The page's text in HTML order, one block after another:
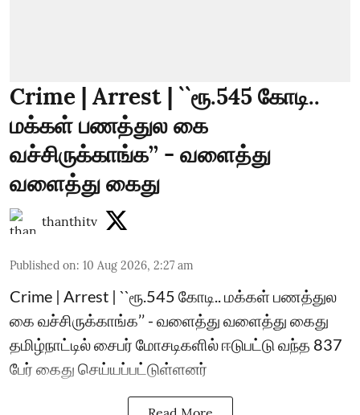
Crime | Arrest | ``ரூ.545 கோடி..
மக்கள் பணத்துல கை
வச்சிருக்காங்க’’ - வளைத்து
வளைத்து கைது
thanthitv
Published on: 10 Aug 2026, 2:27 am
Crime | Arrest | ``ரூ.545 கோடி.. மக்கள் பணத்துல
கை வச்சிருக்காங்க’’ - வளைத்து வளைத்து கைது
தமிழ்நாட்டில் சைபர் மோசடிகளில் ஈடுபட்டு வந்த 837
பேர் கைது செய்யப்பட்டுள்ளனர்